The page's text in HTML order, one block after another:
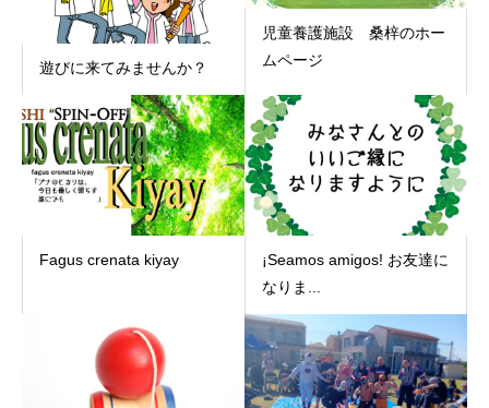
遊びに来てみませんか？
児童養護施設 桑梓のホー
ムページ
Fagus crenata kiyay
¡Seamos amigos! お友達に
なりま...